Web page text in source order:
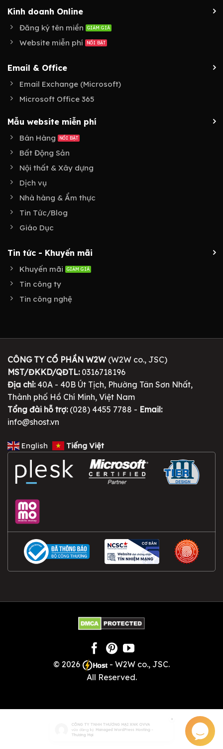
Kinh doanh Online
Đăng ký tên miền
Website miễn phí
Email & Office
Email Exchange (Microsoft)
Microsoft Office 365
Mẫu website miễn phí
Bán Hàng
Bất Động Sản
Nội thất & Xây dựng
Dịch vụ
Nhà hàng & Ẩm thực
Tin Tức/Blog
Giáo Dục
Tin tức - Khuyến mãi
Khuyến mãi
Tin công ty
Tin công nghệ
CÔNG TY CỔ PHẦN W2W(W2W co., JSC)
MST/ĐKKD/QĐTL:0316718196
Địa chỉ:40A - 40B Út Tịch, Phường Tân Sơn Nhất,
Thành phố Hồ Chí Minh, Việt Nam
Tổng đài hỗ trợ:(028) 4455 7788 - Email:
info@shost.vn
English Tiếng Việt
© 2026
- W2W co., JSC.
All Reserved.